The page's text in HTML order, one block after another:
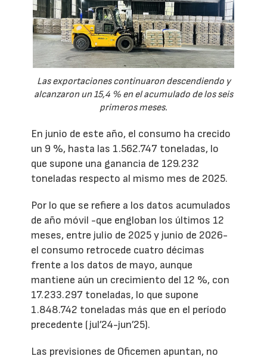
Las exportaciones continuaron descendiendo y
alcanzaron un 15,4 % en el acumulado de los seis
primeros meses.
En junio de este año, el consumo ha crecido
un 9 %, hasta las 1.562.747 toneladas, lo
que supone una ganancia de 129.232
toneladas respecto al mismo mes de 2025.
Por lo que se refiere a los datos acumulados
de año móvil -que engloban los últimos 12
meses, entre julio de 2025 y junio de 2026-
el consumo retrocede cuatro décimas
frente a los datos de mayo, aunque
mantiene aún un crecimiento del 12 %, con
17.233.297 toneladas, lo que supone
1.848.742 toneladas más que en el período
precedente (jul’24-jun’25).
Las previsiones de Oficemen apuntan, no